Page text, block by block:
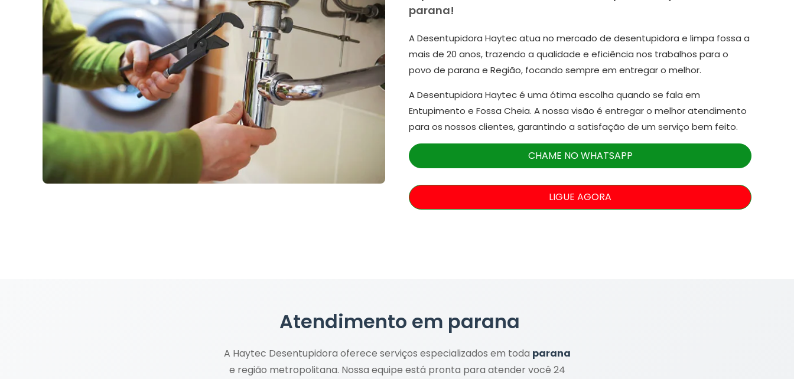
parana!
A Desentupidora Haytec atua no mercado de desentupidora e limpa fossa a
mais de 20 anos, trazendo a qualidade e eficiência nos trabalhos para o
povo de parana e Região, focando sempre em entregar o melhor.
A Desentupidora Haytec é uma ótima escolha quando se fala em
Entupimento e Fossa Cheia. A nossa visão é entregar o melhor atendimento
para os nossos clientes, garantindo a satisfação de um serviço bem feito.
CHAME NO WHATSAPP
LIGUE AGORA
Atendimento em parana
A Haytec Desentupidora oferece serviços especializados em toda parana
e região metropolitana. Nossa equipe está pronta para atender você 24